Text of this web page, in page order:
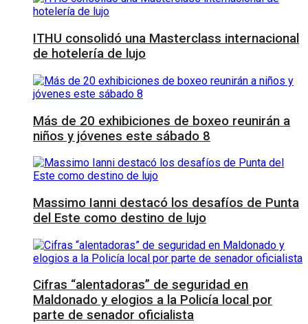
ITHU consolidó una Masterclass internacional
de hotelería de lujo
Más de 20 exhibiciones de boxeo reunirán a
niños y jóvenes este sábado 8
Massimo Ianni destacó los desafíos de Punta
del Este como destino de lujo
Cifras “alentadoras” de seguridad en
Maldonado y elogios a la Policía local por
parte de senador oficialista